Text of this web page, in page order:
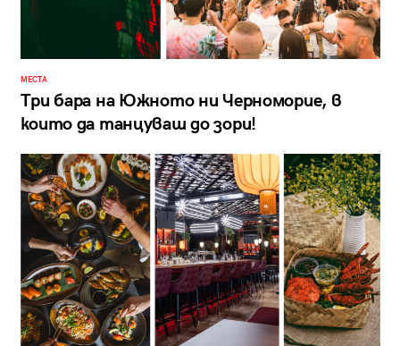
МЕСТА
Три бара на Южното ни Черноморие, в
които да танцуваш до зори!